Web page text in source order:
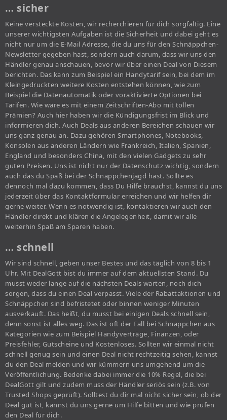
… sicher
Keine versteckte Kosten, wir recherchieren für dich sorgfältig. Eine
unserer wichtigsten Aufgaben ist die Sicherheit und dabei geht es
nicht nur um die E-Mail Adresse, die du uns für den Schnäppchen-
Newsletter gegeben hast, sondern auch darum, dass wir uns den
Händler genau anschauen, bevor wir über einen Deal von Diesem
berichten. Das kann zum Beispiel ein Handytarif sein, bei dem im
Kleingedruckten weitere Kosten entstehen können, wie zum
Beispiel die Datenautomatik oder voraktivierte Optionen bei
Tarifen. Wie wäre es mit einem Zeitschriften-Abo mit tollen
Prämien? Auch hier haben wir die Kündigungsfrist im Blick und
informieren dich. Auch Deals aus anderen Bereichen schauen wir
uns ganz genau an. Dazu gehören Smartphones, Notebooks,
Konsolen aus anderen Ländern wie Frankreich, Italien, Spanien,
England und besonders China, mit den vielen Gadgets zu sehr
guten Preisen. Uns ist nicht nur der Datenschutz wichtig, sondern
auch das du Spaß bei der Schnäppchenjagd hast. Sollte es
dennoch mal dazu kommen, dass Du Hilfe brauchst, kannst du uns
jederzeit über das Kontaktformular erreichen und wir helfen dir
gerne weiter. Wenn es notwendig ist, kontaktieren wir auch den
Händler direkt und klären die Angelegenheit, damit wir alle
weiterhin Spaß am Sparen haben.
… schnell
Wir sind schnell, geben unser Bestes und das täglich von 8 bis 1
Uhr. Mit DealGott bist du immer auf dem aktuellsten Stand. Du
musst weder lange auf die nächsten Deals warten, noch dich
sorgen, dass du einen Deal verpasst. Viele der Rabattaktionen und
Schnäppchen sind befristetet oder binnen weniger Minuten
ausverkauft. Das heißt, du musst bei einigen Deals schnell sein,
denn sonst ist alles weg. Das ist oft der Fall bei Schnäppchen aus
Kategorien wie zum Beispiel Handyverträge, Finanzen, oder
Preisfehler, Gutscheine und Kostenloses. Sollten wir einmal nicht
schnell genug sein und einen Deal nicht rechtzeitig sehen, kannst
du den Deal melden und wir kümmern uns umgehend um die
Veröffentlichung. Bedenke dabei immer die 10% Regel, die bei
DealGott gilt und zudem muss der Händler seriös sein (z.B. von
Trusted Shops geprüft). Solltest du dir mal nicht sicher sein, ob der
Deal gut ist, kannst du uns gerne um Hilfe bitten und wie prüfen
den Deal für dich.